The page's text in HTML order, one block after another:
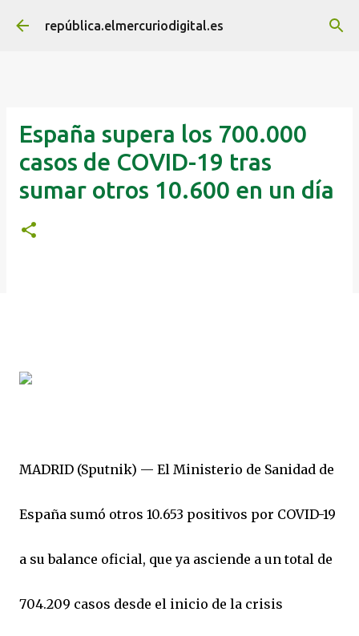
Ir al contenido principal
república.elmercuriodigital.es
España supera los 700.000
casos de COVID-19 tras
sumar otros 10.600 en un día
MADRID (Sputnik) — El Ministerio de Sanidad de
España sumó otros 10.653 positivos por COVID-19
a su balance oficial, que ya asciende a un total de
704.209 casos desde el inicio de la crisis